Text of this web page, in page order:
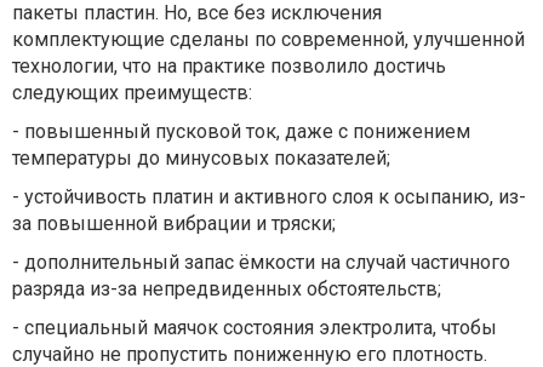
пакеты пластин. Но, все без исключения
комплектующие сделаны по современной, улучшенной
технологии, что на практике позволило достичь
следующих преимуществ:
- повышенный пусковой ток, даже с понижением
температуры до минусовых показателей;
- устойчивость платин и активного слоя к осыпанию, из-
за повышенной вибрации и тряски;
- дополнительный запас ёмкости на случай частичного
разряда из-за непредвиденных обстоятельств;
- специальный маячок состояния электролита, чтобы
случайно не пропустить пониженную его плотность.